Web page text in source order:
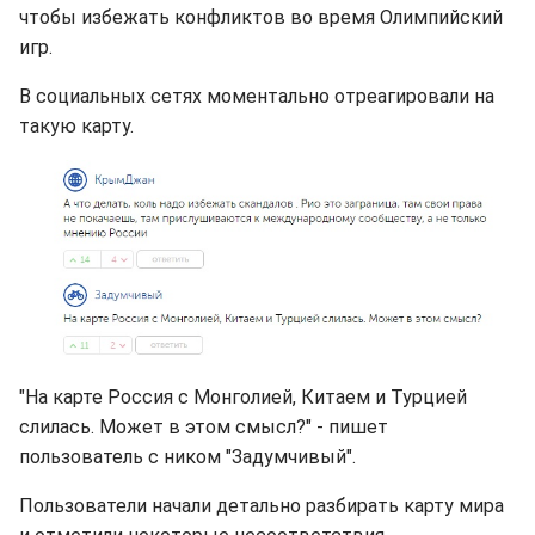
чтобы избежать конфликтов во время Олимпийский
игр.
В социальных сетях моментально отреагировали на
такую карту.
"На карте Россия с Монголией, Китаем и Турцией
слилась. Может в этом смысл?" - пишет
пользователь с ником "Задумчивый".
Пользователи начали детально разбирать карту мира